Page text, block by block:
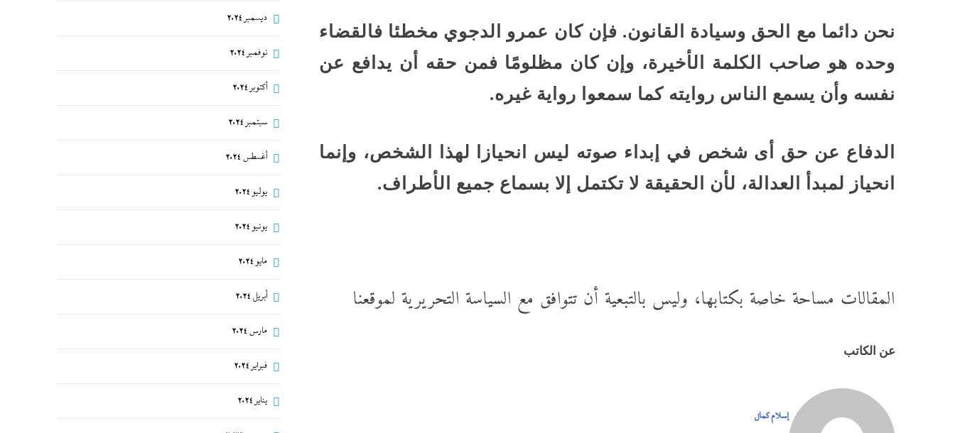
نحن دائما مع الحق وسيادة القانون. فإن كان عمرو الدجوي مخطئا فالقضاء
وحده هو صاحب الكلمة الأخيرة، وإن كان مظلومًا فمن حقه أن يدافع عن
نفسه وأن يسمع الناس روايته كما سمعوا رواية غيره.
الدفاع عن حق أى شخص في إبداء صوته ليس انحيازا لهذا الشخص، وإنما
انحياز لمبدأ العدالة، لأن الحقيقة لا تكتمل إلا بسماع جميع الأطراف.
المقالات مساحة خاصة بكتابها، وليس بالتبعية أن تتوافق مع السياسة التحريرية لموقعنا
عن الكاتب
إسلام كمال
ديسمبر 2024
نوفمبر 2024
أكتوبر 2024
سبتمبر 2024
أغسطس 2024
يوليو 2024
يونيو 2024
مايو 2024
أبريل 2024
مارس 2024
فبراير 2024
يناير 2024